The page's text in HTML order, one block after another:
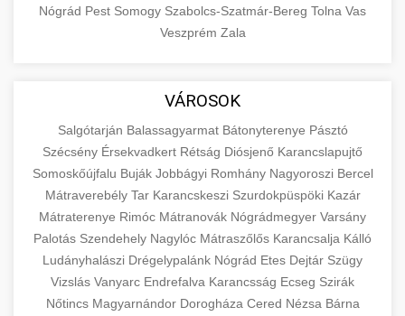
Nógrád Pest Somogy Szabolcs-Szatmár-Bereg Tolna Vas
Veszprém Zala
VÁROSOK
Salgótarján Balassagyarmat Bátonyterenye Pásztó
Szécsény Érsekvadkert Rétság Diósjenő Karancslapujtő
Somoskőújfalu Buják Jobbágyi Romhány Nagyoroszi Bercel
Mátraverebély Tar Karancskeszi Szurdokpüspöki Kazár
Mátraterenye Rimóc Mátranovák Nógrádmegyer Varsány
Palotás Szendehely Nagylóc Mátraszőlős Karancsalja Kálló
Ludányhalászi Drégelypalánk Nógrád Etes Dejtár Szügy
Vizslás Vanyarc Endrefalva Karancsság Ecseg Szirák
Nőtincs Magyarnándor Dorogháza Cered Nézsa Bárna